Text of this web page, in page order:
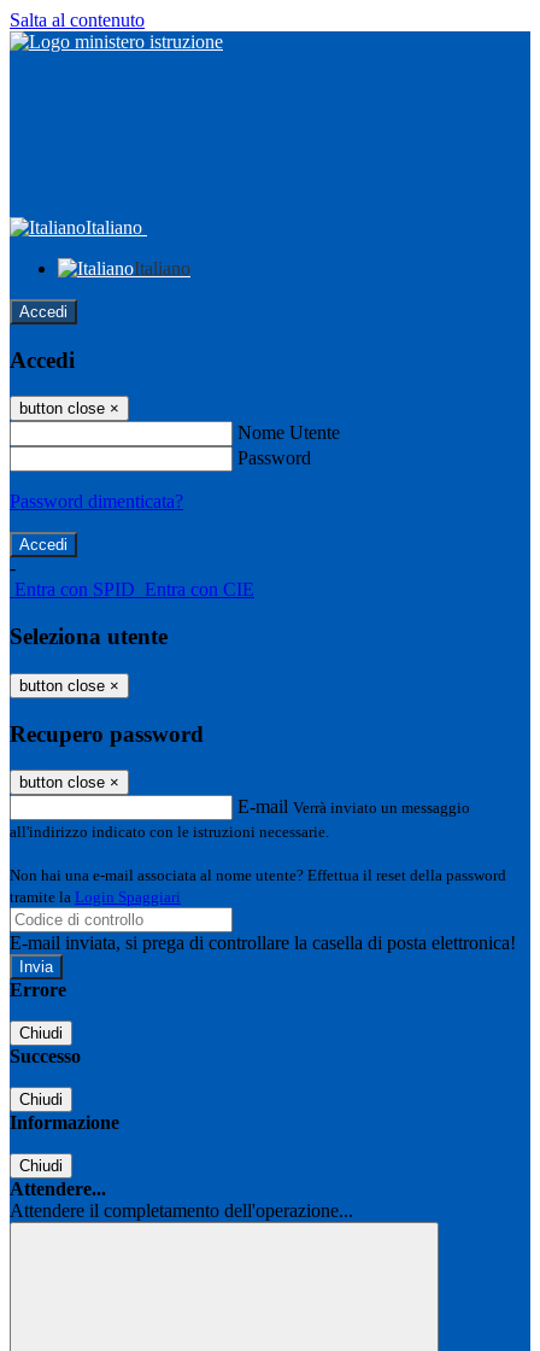
Salta al contenuto
Italiano
Italiano
Accedi
Accedi
button close ×
Nome Utente
Password
Password dimenticata?
-
Entra con SPID Entra con CIE
Seleziona utente
button close ×
Recupero password
button close ×
E-mail Verrà inviato un messaggio
all'indirizzo indicato con le istruzioni necessarie.
Non hai una e-mail associata al nome utente? Effettua il reset della password
tramite la Login Spaggiari
E-mail inviata, si prega di controllare la casella di posta elettronica!
Errore
Chiudi
Successo
Chiudi
Informazione
Chiudi
Attendere...
Attendere il completamento dell'operazione...